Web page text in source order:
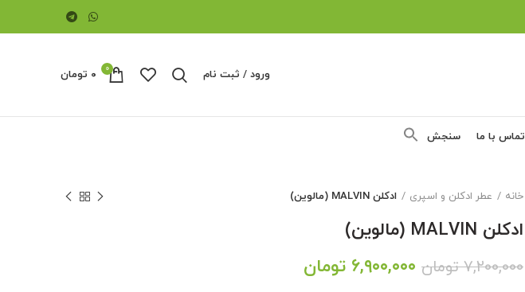
ورود / ثبت نام 0 ۰ تومان
تماس با ما سنجش
خانه عطر ادکلن و اسپری ادکلن MALVIN (مالوین)
ادکلن MALVIN (مالوین)
۷,۲۰۰,۰۰۰ تومان قیمت
۶,۹۰۰,۰۰۰ تومان